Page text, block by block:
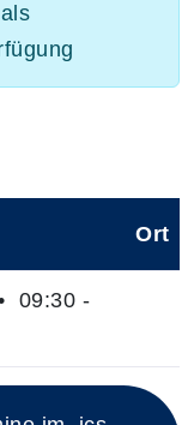
diesen Kurs
Ort
09:30 -